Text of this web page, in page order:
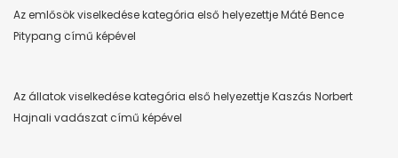
Az emlősök viselkedése kategória első helyezettje Máté Bence
Pitypang című képével
Az állatok viselkedése kategória első helyezettje Kaszás Norbert
Hajnali vadászat című képével